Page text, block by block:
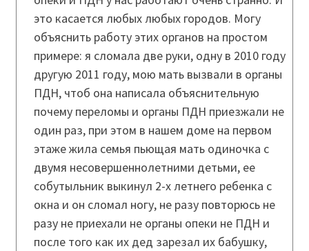
это касается любых любых городов. Могу
объяснить работу этих органов на простом
примере: я сломала две руки, одну в 2010 году
другую 2011 году, мою мать вызвали в органы
ПДН, чтоб она написала объяснительную
почему переломы и органы ПДН приезжали не
один раз, при этом в нашем доме на первом
этаже жила семья пьющая мать одиночка с
двумя несовершеннолетними детьми, ее
собутыльник выкинул 2-х летнего ребенка с
окна и он сломал ногу, не разу повторюсь не
разу не приехали не органы опеки не ПДН и
после того как их дед зарезал их бабушку,